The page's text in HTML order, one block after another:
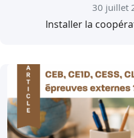
30 juillet
Installer la